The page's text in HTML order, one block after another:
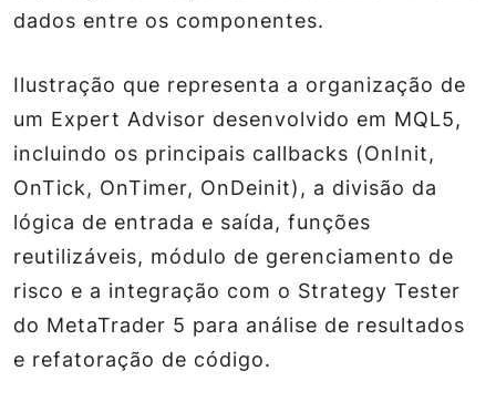
dados entre os componentes.
Ilustração que representa a organização de
um Expert Advisor desenvolvido em MQL5,
incluindo os principais callbacks (OnInit,
OnTick, OnTimer, OnDeinit), a divisão da
lógica de entrada e saída, funções
reutilizáveis, módulo de gerenciamento de
risco e a integração com o Strategy Tester
do MetaTrader 5 para análise de resultados
e refatoração de código.